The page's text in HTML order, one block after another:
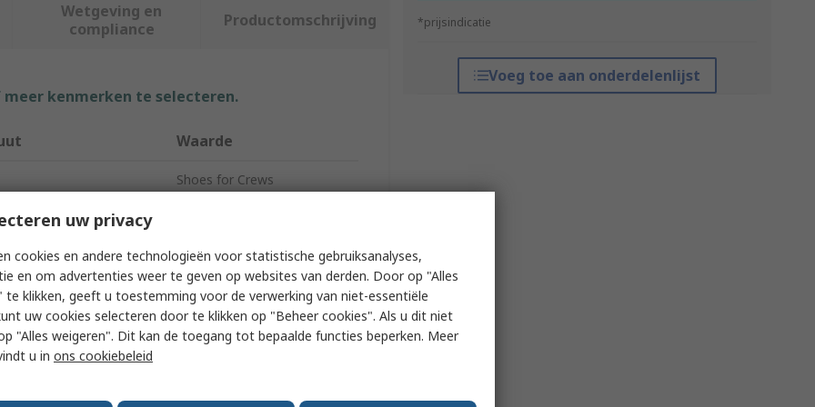
*prijsindicatie
Voeg toe aan onderdelenlijst
Wetgeving en
compliance
Productomschrijving
kenmerken te selecteren.
Waarde
Shoes for Crews
Safety Shoes
Unisex
43
Blue, White
uw privacy
cookies en andere technologieën voor statistische gebruiksanalyses,
en om advertenties weer te geven op websites van derden. Door op "Alles
te klikken, geeft u toestemming voor de verwerking van niet-essentiële
uw cookies selecteren door te klikken op "Beheer cookies". Als u dit niet
"Alles weigeren". Dit kan de toegang tot bepaalde functies beperken. Meer
u in ons cookiebeleid